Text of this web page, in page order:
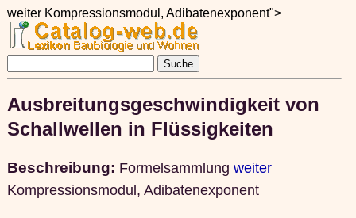
weiter Kompressionsmodul, Adibatenexponent">
Ausbreitungsgeschwindigkeit von
Schallwellen in Flüssigkeiten
Beschreibung: Formelsammlung weiter
Kompressionsmodul, Adibatenexponent